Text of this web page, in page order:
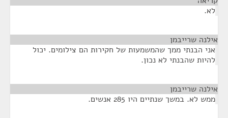
לא.
אילנה שרייבמן
אני הבנתי ממך שהמשמעות של חקירות הם צילומים. יכול
להיות שהבנתי לא נכון.
אילנה שרייבמן
ממש לא. במשך שנתיים היו 285 אנשים.